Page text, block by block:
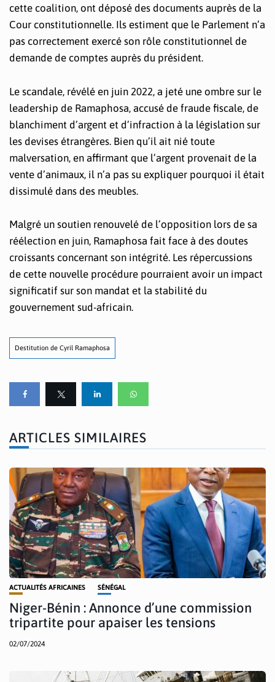
cette coalition, ont déposé des documents auprès de la
Cour constitutionnelle. Ils estiment que le Parlement n’a
pas correctement exercé son rôle constitutionnel de
demande de comptes auprès du président.
Le scandale, révélé en juin 2022, a jeté une ombre sur le
leadership de Ramaphosa, accusé de fraude fiscale, de
blanchiment d’argent et d’infraction à la législation sur
les devises étrangères. Bien qu’il ait nié toute
malversation, en affirmant que l’argent provenait de la
vente d’animaux, il n’a pas su expliquer pourquoi il était
dissimulé dans des meubles.
Malgré un soutien renouvelé de l’opposition lors de sa
réélection en juin, Ramaphosa fait face à des doutes
croissants concernant son intégrité. Les répercussions
de cette nouvelle procédure pourraient avoir un impact
significatif sur son mandat et la stabilité du
gouvernement sud-africain.
Destitution de Cyril Ramaphosa
ARTICLES SIMILAIRES
ACTUALITÉS AFRICAINES SÉNÉGAL
Niger-Bénin : Annonce d’une commission
tripartite pour apaiser les tensions
02/07/2024